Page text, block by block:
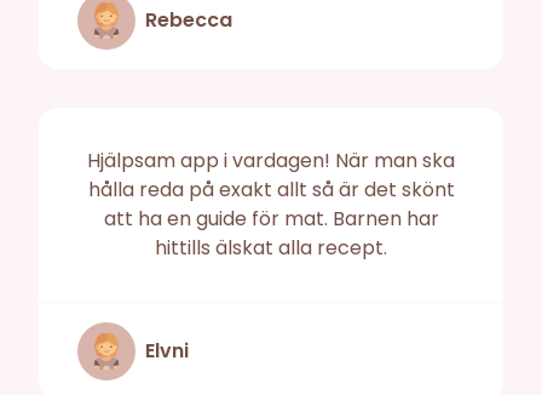
Rebecca
Hjälpsam app i vardagen! När man ska
hålla reda på exakt allt så är det skönt
att ha en guide för mat. Barnen har
hittills älskat alla recept.
Elvni